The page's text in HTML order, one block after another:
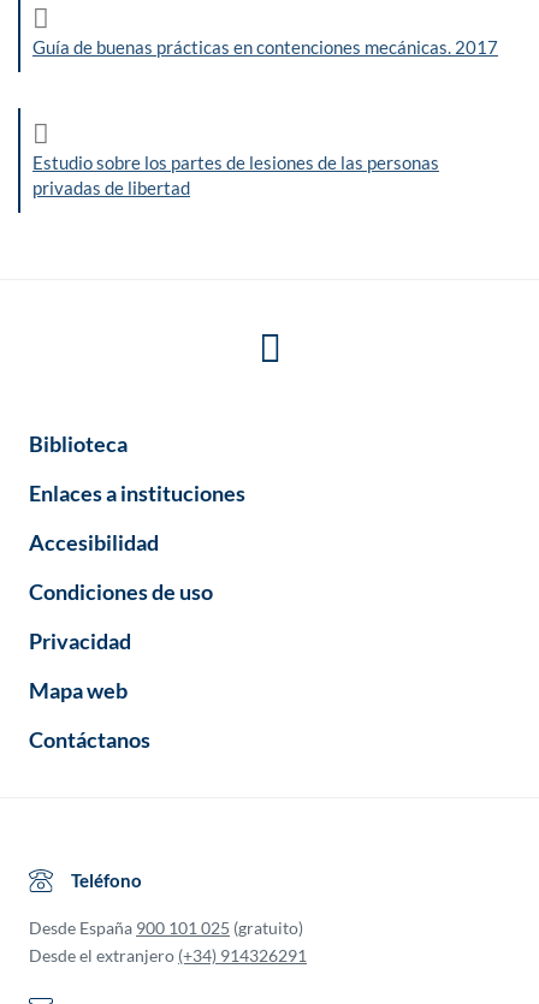
Guía de buenas prácticas en contenciones mecánicas. 2017
Estudio sobre los partes de lesiones de las personas
privadas de libertad
Biblioteca
Enlaces a instituciones
Accesibilidad
Condiciones de uso
Privacidad
Mapa web
Contáctanos
Teléfono
Desde España 900 101 025 (gratuito)
Desde el extranjero (+34) 914326291